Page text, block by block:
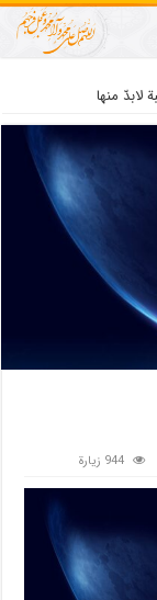
لابدّ منها
944 زيارة